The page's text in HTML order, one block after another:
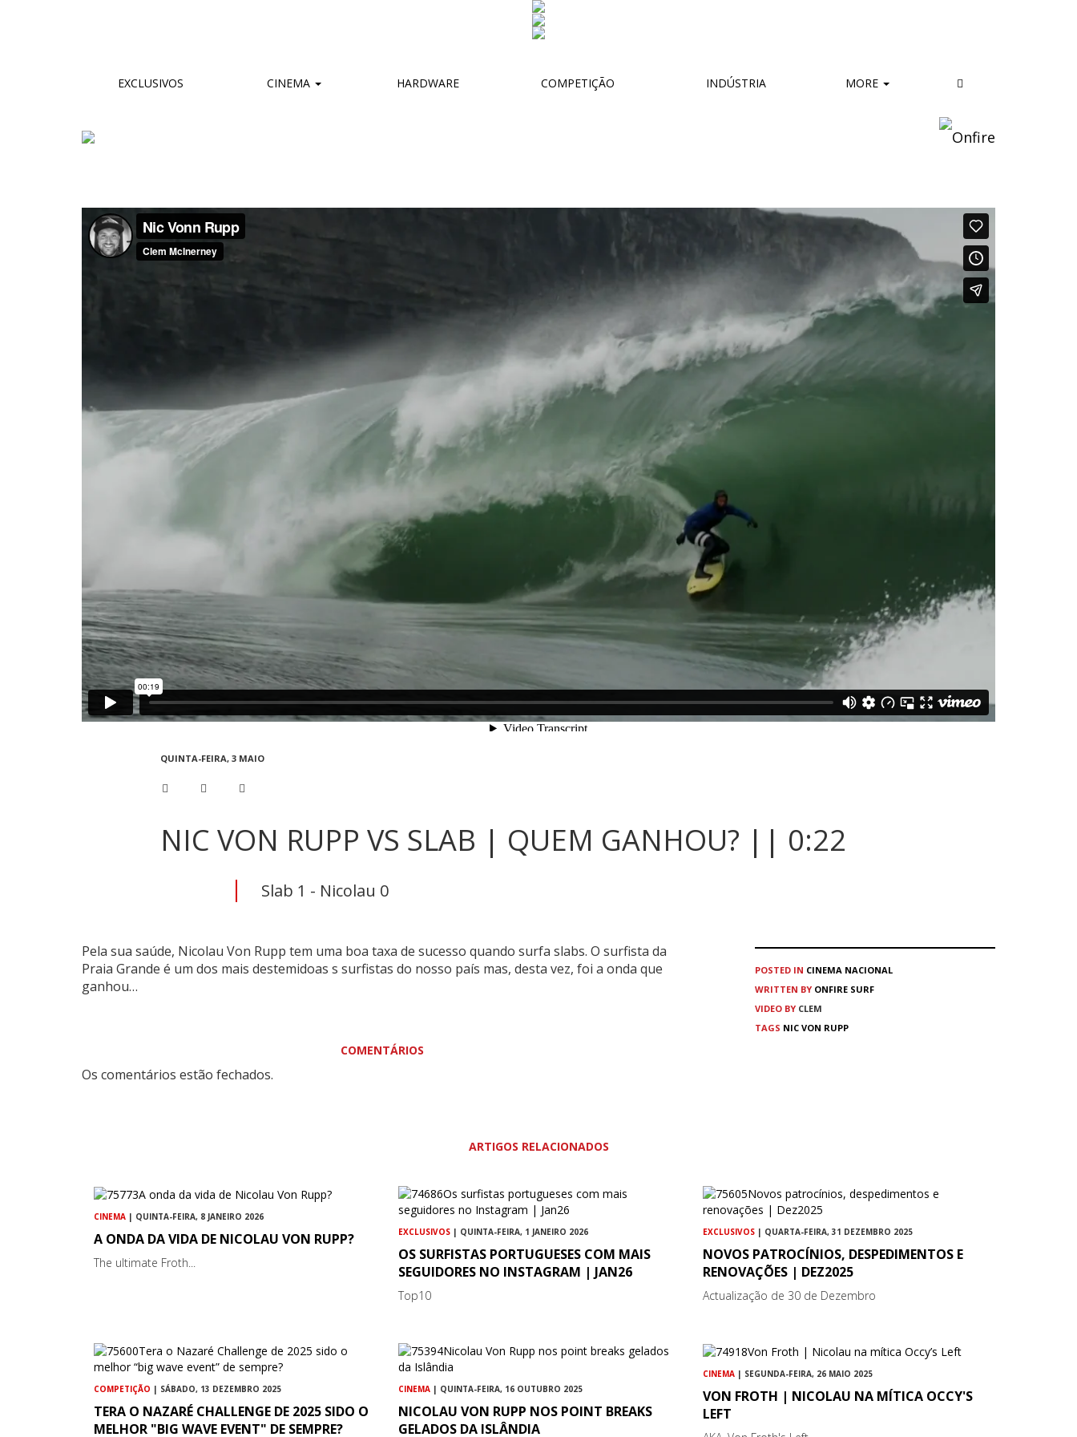
EXCLUSIVOS CINEMA HARDWARE COMPETIÇÃO INDÚSTRIA MORE
QUINTA-FEIRA, 3 MAIO
NIC VON RUPP VS SLAB | QUEM GANHOU? || 0:22
Slab 1 - Nicolau 0
Pela sua saúde, Nicolau Von Rupp tem uma boa taxa de sucesso quando surfa slabs. O surfista da
Praia Grande é um dos mais destemidoas s surfistas do nosso país mas, desta vez, foi a onda que
ganhou…
COMENTÁRIOS
Os comentários estão fechados.
POSTED IN CINEMA NACIONAL
WRITTEN BY ONFIRE SURF
VIDEO BY CLEM
TAGS NIC VON RUPP
ARTIGOS RELACIONADOS
CINEMA | QUINTA-FEIRA, 8 JANEIRO 2026
A ONDA DA VIDA DE NICOLAU VON RUPP?
The ultimate Froth...
EXCLUSIVOS | QUINTA-FEIRA, 1 JANEIRO 2026
OS SURFISTAS PORTUGUESES COM MAIS
SEGUIDORES NO INSTAGRAM | JAN26
Top10
EXCLUSIVOS | QUARTA-FEIRA, 31 DEZEMBRO 2025
NOVOS PATROCÍNIOS, DESPEDIMENTOS E
RENOVAÇÕES | DEZ2025
Actualização de 30 de Dezembro
COMPETIÇÃO | SÁBADO, 13 DEZEMBRO 2025
TERA O NAZARÉ CHALLENGE DE 2025 SIDO O
MELHOR "BIG WAVE EVENT" DE SEMPRE?
CINEMA | QUINTA-FEIRA, 16 OUTUBRO 2025
NICOLAU VON RUPP NOS POINT BREAKS
GELADOS DA ISLÂNDIA
CINEMA | SEGUNDA-FEIRA, 26 MAIO 2025
VON FROTH | NICOLAU NA MÍTICA OCCY'S
LEFT